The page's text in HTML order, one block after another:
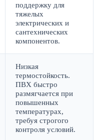
поддержку для
тяжелых
электрических и
сантехнических
компонентов.
Низкая
термостойкость.
ПВХ быстро
размягчается при
повышенных
температурах,
требуя строгого
контроля условий.